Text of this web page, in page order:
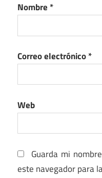
Nombre *
Correo electrónico*
Web
Guarda mi
este navegador para